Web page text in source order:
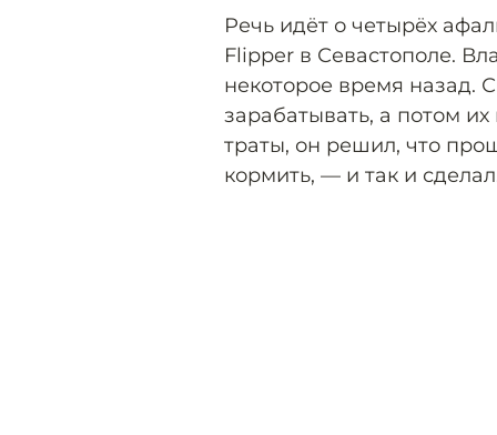
Речь идёт о четырёх
Flipper в Севастополе.
некоторое время назад.
зарабатывать, а потом
траты, он решил, что
кормить, — и так и